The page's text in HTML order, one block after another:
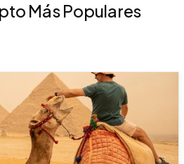
Más Populares